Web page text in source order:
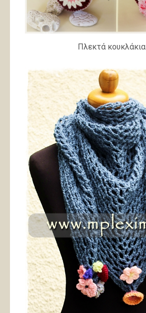
Πλεκτά κουκλάκια